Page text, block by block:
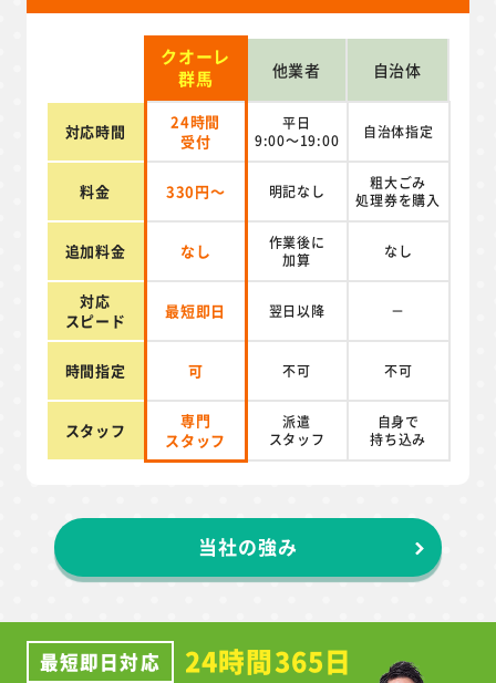
クオーレ
群馬
他業者 自治体
対応時間
24時間
受付
平日
9:00～19:00
自治体指定
料金 330円～ 明記なし
粗大ごみ
処理券を購入
追加料金 なし
作業後に
加算
なし
対応
スピード
最短即日 翌日以降 －
時間指定 可 不可 不可
スタッフ
専門
スタッフ
派遣
スタッフ
自身で
持ち込み
当社の強み
最短即日対応 24時間365日